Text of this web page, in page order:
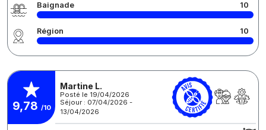
Baignade 10
Région 10
9,78 /10
Martine L.
Posté le 19/04/2026
Séjour : 07/04/2026 -
13/04/2026